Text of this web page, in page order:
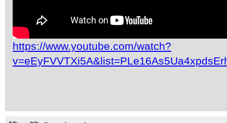
https://www.youtube.com/watch?